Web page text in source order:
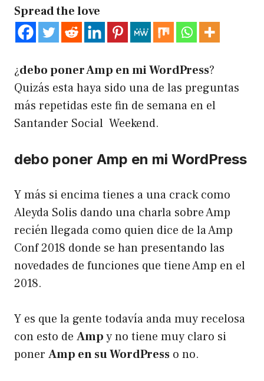
Spread the love
¿debo poner Amp en mi WordPress?
Quizás esta haya sido una de las preguntas
más repetidas este fin de semana en el
Santander Social Weekend.
debo poner Amp en mi WordPress
Y más si encima tienes a una crack como
Aleyda Solis dando una charla sobre Amp
recién llegada como quien dice de la Amp
Conf 2018 donde se han presentando las
novedades de funciones que tiene Amp en el
2018.
Y es que la gente todavía anda muy recelosa
con esto de Ampy no tiene muy claro si
poner Amp en su WordPress o no.